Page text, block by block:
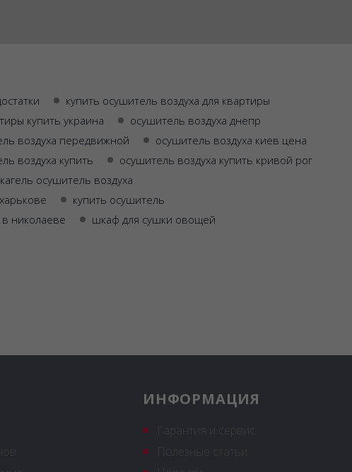
купить осушитель воздуха для квартиры
купить украина
осушитель воздуха днепр
воздуха передвижной
осушитель воздуха киев цена
воздуха купить
осушитель воздуха купить кривой рог
осушитель воздуха
купить осушитель
в николаеве
шкаф для сушки овощей
ИНФОРМАЦИЯ